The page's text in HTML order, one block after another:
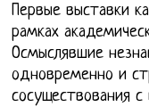
Первые выставки
рамках
Осмыслявшие
одновременно и
сосуществования